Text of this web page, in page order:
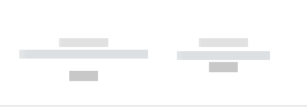
------------
----------- ----------- --------
------------
----------- -----------